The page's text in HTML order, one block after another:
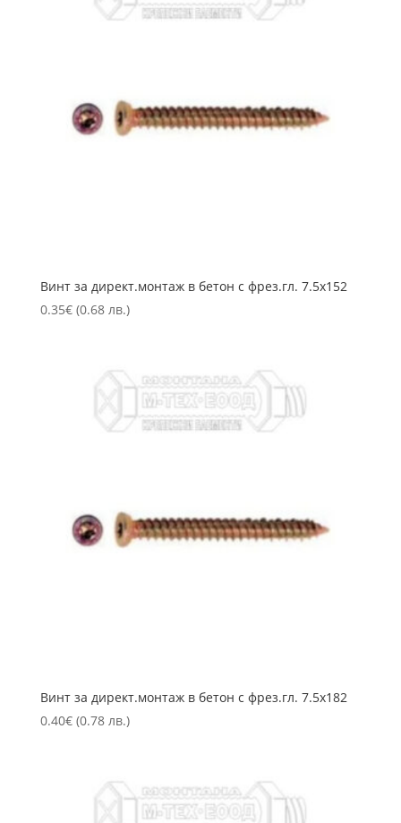
Винт за директ.монтаж в бетон с фрез.гл. 7.5х152
0.35€ (0.68 лв.)
Винт за директ.монтаж в бетон с фрез.гл. 7.5х182
0.40€ (0.78 лв.)